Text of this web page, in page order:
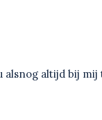
alsnog altijd bij